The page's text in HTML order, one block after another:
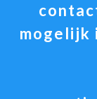
mogelijk